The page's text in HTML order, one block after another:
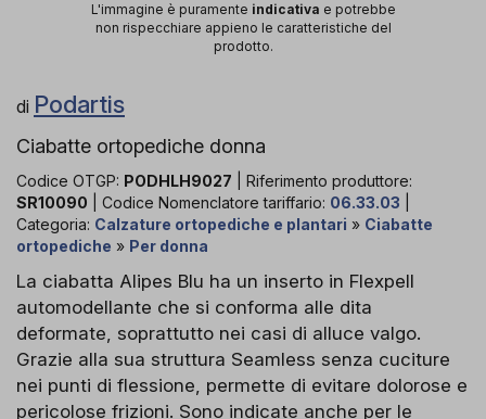
L'immagine è puramente indicativa e potrebbe
non rispecchiare appieno le caratteristiche del
prodotto.
di Podartis
Ciabatte ortopediche donna
Codice OTGP: PODHLH9027 | Riferimento produttore:
SR10090 | Codice Nomenclatore tariffario: 06.33.03
Categoria: Calzature ortopediche e plantari » Ciabatte
ortopediche » Per donna
La ciabatta Alipes Blu ha un inserto in Flexpell
automodellante che si conforma alle dita
deformate, soprattutto nei casi di alluce valgo.
Grazie alla sua struttura Seamless senza cuciture
nei punti di flessione, permette di evitare dolorose e
pericolose frizioni. Sono indicate anche per le